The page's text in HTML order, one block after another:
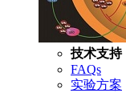
技术支持
FAQs
实验方案